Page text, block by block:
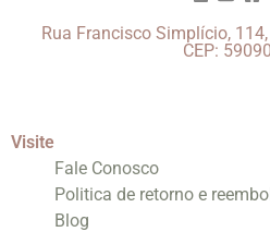
Rua Francisco Simplício,
CEP:
Visite
Fale Conosco
Politica de retorno e
Blog